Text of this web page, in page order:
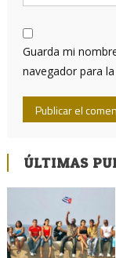
Guarda mi
navegador para
ÚLTIMAS